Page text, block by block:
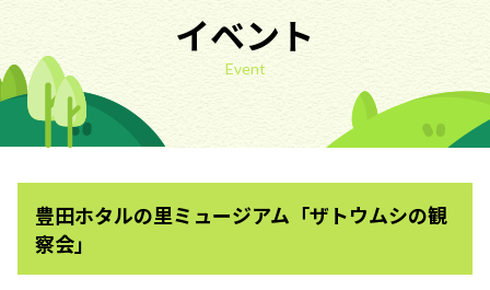
地球温暖化を防ぐ
ごみを減らす
自然環境を守る
生活環境を守る（大気・水）
イベント
Event
豊田ホタルの里ミュージアム「ザトウムシの観
察会」